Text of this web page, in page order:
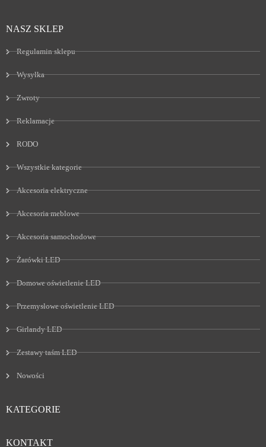
NASZ SKLEP
Regulamin sklepu
Wysyłka
Zwroty
Reklamacje
RODO
Wszystkie kategorie
Akcesoria elektryczne
Akcesoria meblowe
Akcesoria samochodowe
Żarówki LED
Domowe oświetlenie LED
Przemysłowe oświetlenie LED
Girlandy LED
Zestawy taśm LED
Nowości
KATEGORIE
KONTAKT